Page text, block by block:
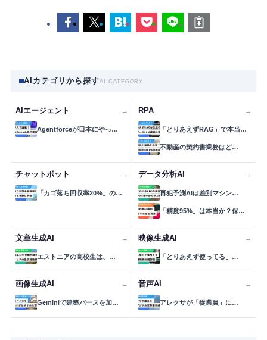
AIカテゴリから探すAI CATEGORY
AIエージェント →
Agentforceが日本にやっ…
RPA →
「とりあえずRAG」で本当…
不動産の契約書業務はど…
チャットボット →
「カゴ落ち回収率20%」の…
データ分析AI →
再犯予測AIは差別マシン…
「精度95%」は本当か？保…
文章生成AI →
エストニアの高校生は、…
映像生成AI →
「とりあえず使ってる」…
画像生成AI →
Geminiで建築パースを加…
音声AI →
アレクサが「従業員」に…